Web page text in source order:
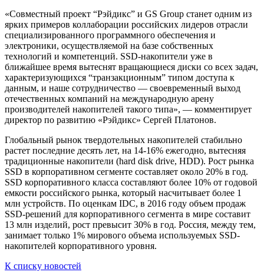
«Совместный проект “Рэйдикс” и GS Group станет одним из
ярких примеров коллаборации российских лидеров отрасли
специализированного программного обеспечения и
электроники, осуществляемой на базе собственных
технологий и компетенций. SSD-накопители уже в
ближайшее время вытеснят вращающиеся диски со всех задач,
характеризующихся “транзакционным” типом доступа к
данным, и наше сотрудничество — своевременный выход
отечественных компаний на международную арену
производителей накопителей такого типа», — комментирует
директор по развитию «Рэйдикс» Сергей Платонов.
Глобальный рынок твердотельных накопителей стабильно
растет последние десять лет, на 14-16% ежегодно, вытесняя
традиционные накопители (hard disk drive, HDD). Рост рынка
SSD в корпоративном сегменте составляет около 20% в год.
SSD корпоративного класса составляют более 10% от годовой
емкости российского рынка, который насчитывает более 1
млн устройств. По оценкам IDC, в 2016 году объем продаж
SSD-решений для корпоративного сегмента в мире составит
13 млн изделий, рост превысит 30% в год. Россия, между тем,
занимает только 1% мирового объема используемых SSD-
накопителей корпоративного уровня.
К списку новостей